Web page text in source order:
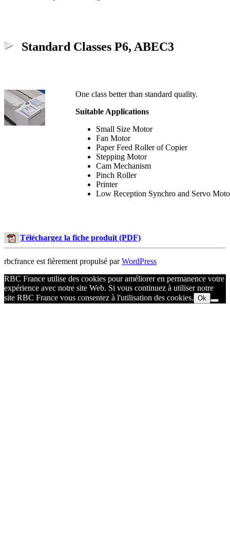
Standard Classes P6, ABEC3
One class better than standard quality.
Suitable Applications
Small Size Motor
Fan Motor
Paper Feed Roller of Copier
Stepping Motor
Cam Mechanism
Pinch Roller
Printer
Low Reception Synchro and Servo
Téléchargez la fiche produit (PDF)
rbcfrance est fièrement propulsé parWordPress
RBC France utilise des cookies pour améliorer en permanence votre
expérience avec notre site Web. Si vous continuez à utiliser notre
site RBC France vous consentez à l'utilisation des cookies. Ok